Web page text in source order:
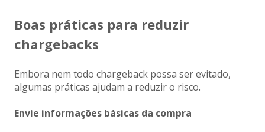
Boas práticas para reduzir
chargebacks
Embora nem todo chargeback possa ser evitado,
algumas práticas ajudam a reduzir o risco.
Envie informações básicas da compra